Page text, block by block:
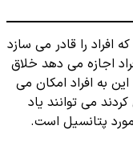
افراد را قادر می سازد
اجازه می دهد خلاق
به افراد امکان می
می توانند یاد
مورد پتانسیل است.